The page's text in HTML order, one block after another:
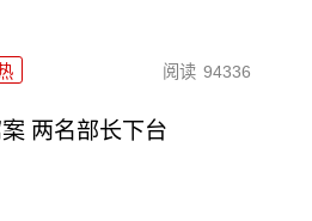
阅读 94336
两名部长下台